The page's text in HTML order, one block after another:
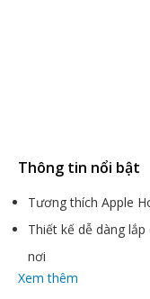
Thông tin nổi bật
Tương thích Apple
Thiết kế dễ dàng
nơi
Xem thêm